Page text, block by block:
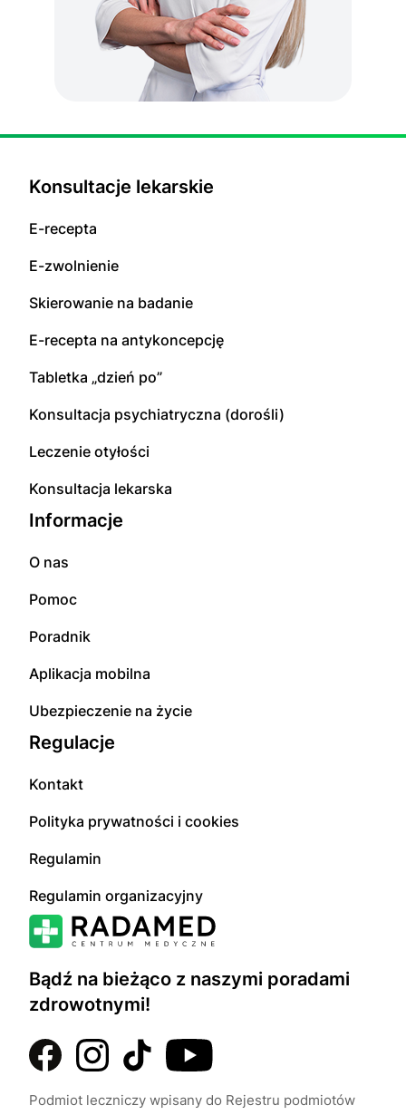
Bądź na bieżąco z naszymi poradami
zdrowotnymi!
Podmiot leczniczy wpisany do Rejestru podmiotów
Konsultacje lekarskie
E-recepta
E-zwolnienie
Skierowanie na badanie
E-recepta na antykoncepcję
Tabletka „dzień po”
Konsultacja psychiatryczna (dorośli)
Leczenie otyłości
Konsultacja lekarska
Informacje
O nas
Pomoc
Poradnik
Aplikacja mobilna
Ubezpieczenie na życie
Regulacje
Kontakt
Polityka prywatności i cookies
Regulamin
Regulamin organizacyjny